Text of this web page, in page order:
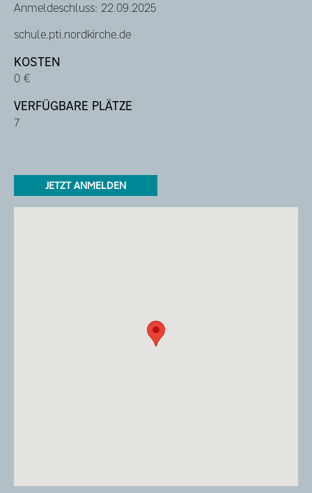
Anmeldeschluss: 22.09.2025
schule.pti.nordkirche.de
KOSTEN
0 €
VERFÜGBARE PLÄTZE
7
JETZT ANMELDEN